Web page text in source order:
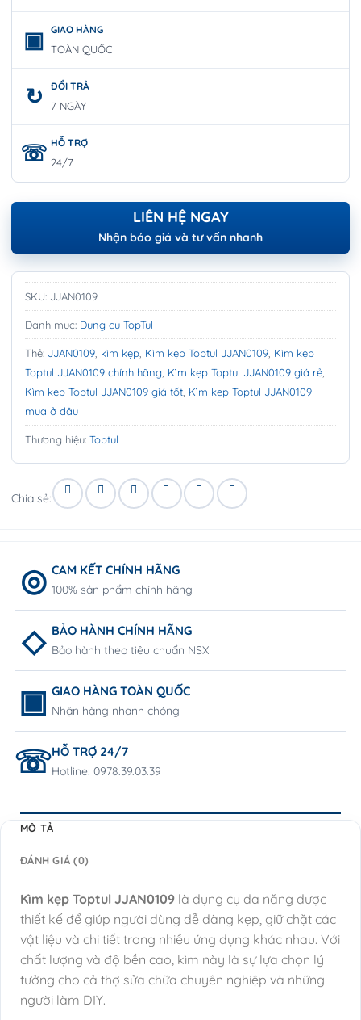
GIAO HÀNG
TOÀN QUỐC
ĐỔI TRẢ
7 NGÀY
HỖ TRỢ
24/7
LIÊN HỆ NGAY
Nhận báo giá và tư vấn nhanh
SKU: JJAN0109
Danh mục: Dụng cụ TopTul
Thẻ: JJAN0109 kìm kẹp Kìm kẹp Toptul JJAN0109 Kìm kẹp
Toptul JJAN0109 chính hãng Kìm kẹp Toptul JJAN0109 giá rẻ
Kìm kẹp Toptul JJAN0109 giá tốt Kìm kẹp Toptul JJAN0109
mua ở đâu
Thương hiệu: Toptul
Chia sẻ:
CAM KẾT CHÍNH HÃNG
100% sản phẩm chính hãng
BẢO HÀNH CHÍNH HÃNG
Bảo hành theo tiêu chuẩn NSX
GIAO HÀNG TOÀN QUỐC
Nhận hàng nhanh chóng
HỖ TRỢ 24/7
Hotline: 0978.39.03.39
MÔ TẢ
ĐÁNH GIÁ (0)
Kìm kẹp Toptul JJAN0109 là dụng cụ đa năng được
thiết kế để giúp người dùng dễ dàng kẹp, giữ chặt các
vật liệu và chi tiết trong nhiều ứng dụng khác nhau. Với
chất lượng và độ bền cao, kìm này là sự lựa chọn lý
tưởng cho cả thợ sửa chữa chuyên nghiệp và những
người làm DIY.